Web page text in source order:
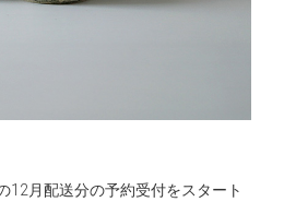
12月配送分の予約受付をスタート